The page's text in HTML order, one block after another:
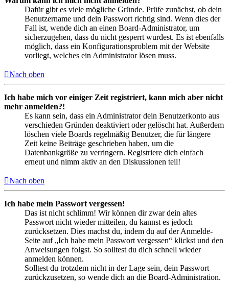
Dafür gibt es viele mögliche Gründe. Prüfe zunächst, ob dein
Benutzername und dein Passwort richtig sind. Wenn dies der
Fall ist, wende dich an einen Board-Administrator, um
sicherzugehen, dass du nicht gesperrt wurdest. Es ist ebenfalls
möglich, dass ein Konfigurationsproblem mit der Website
vorliegt, welches ein Administrator lösen muss.
Nach oben
Ich habe mich vor einiger Zeit registriert, kann mich aber nicht
mehr anmelden?!
Es kann sein, dass ein Administrator dein Benutzerkonto aus
verschieden Gründen deaktiviert oder gelöscht hat. Außerdem
löschen viele Boards regelmäßig Benutzer, die für längere
Zeit keine Beiträge geschrieben haben, um die
Datenbankgröße zu verringern. Registriere dich einfach
erneut und nimm aktiv an den Diskussionen teil!
Nach oben
Ich habe mein Passwort vergessen!
Das ist nicht schlimm! Wir können dir zwar dein altes
Passwort nicht wieder mitteilen, du kannst es jedoch
zurücksetzen. Dies machst du, indem du auf der Anmelde-
Seite auf „Ich habe mein Passwort vergessen“ klickst und den
Anweisungen folgst. So solltest du dich schnell wieder
anmelden können.
Solltest du trotzdem nicht in der Lage sein, dein Passwort
zurückzusetzen, so wende dich an die Board-Administration.